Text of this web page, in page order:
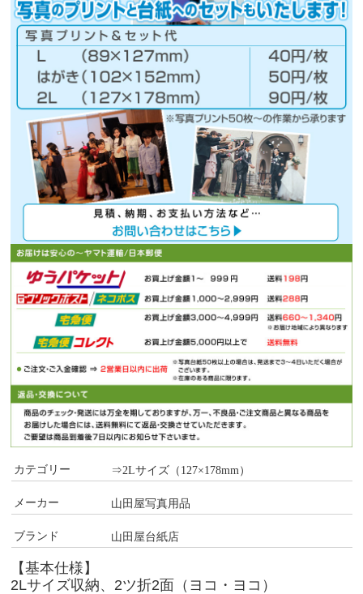
カテゴリー ⇒2Lサイズ（127×178mm）
メーカー 山田屋写真用品
ブランド 山田屋台紙店
【基本仕様】
2Lサイズ収納、2ツ折2面（ヨコ・ヨコ）